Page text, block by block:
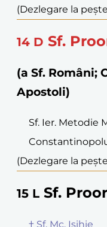
(Dezlegare la
14 D Sf.
(a Sf. Români;
Apostoli)
Sf. Ier. Metodie
(Dezlegare la
15 L Sf.
† Sf. Mc. Isihie